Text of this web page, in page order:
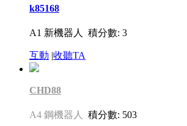
k85168
A1 新機器人 積分數: 3
互動 |收聽TA
CHD88
A4 鋼機器人 積分數: 503